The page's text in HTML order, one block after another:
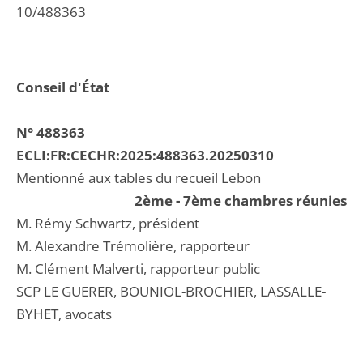
Conseil d'État
N° 488363
ECLI:FR:CECHR:2025:488363.20250310
Mentionné aux tables du recueil Lebon
2ème - 7ème chambres réunies
M. Rémy Schwartz, président
M. Alexandre Trémolière, rapporteur
M. Clément Malverti, rapporteur public
SCP LE GUERER, BOUNIOL-BROCHIER, LASSALLE-
BYHET, avocats
10/488363